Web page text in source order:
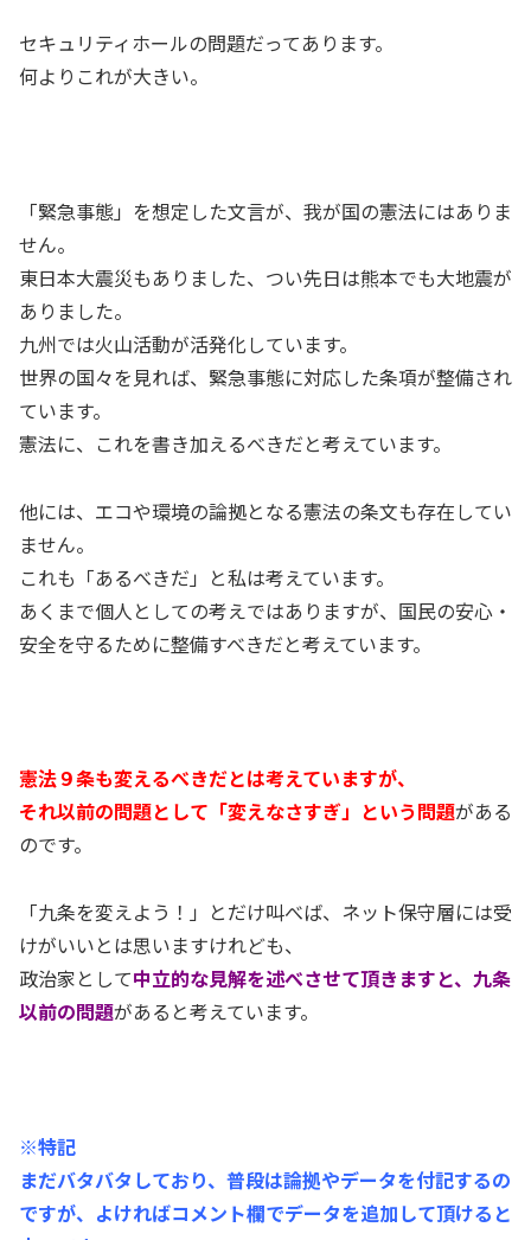
セキュリティホールの問題だってあります。
何よりこれが大きい。
「緊急事態」を想定した文言が、我が国の憲法にはありま
せん。
東日本大震災もありました、つい先日は熊本でも大地震が
ありました。
九州では火山活動が活発化しています。
世界の国々を見れば、緊急事態に対応した条項が整備され
ています。
憲法に、これを書き加えるべきだと考えています。
他には、エコや環境の論拠となる憲法の条文も存在してい
ません。
これも「あるべきだ」と私は考えています。
あくまで個人としての考えではありますが、国民の安心・
安全を守るために整備すべきだと考えています。
憲法９条も変えるべきだとは考えていますが、
それ以前の問題として「変えなさすぎ」という問題がある
のです。
「九条を変えよう！」とだけ叫べば、ネット保守層には受
けがいいとは思いますけれども、
政治家として中立的な見解を述べさせて頂きますと、九条
以前の問題があると考えています。
※特記
まだバタバタしており、普段は論拠やデータを付記するの
ですが、よければコメント欄でデータを追加して頂けると